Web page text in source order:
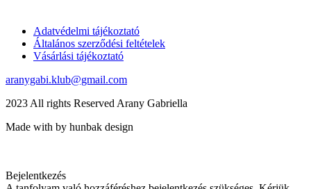
Adatvédelmi tájékoztató
Általános szerződési feltételek
Vásárlási tájékoztató
aranygabi.klub@gmail.com
2023 All rights Reserved Arany Gabriella
Made with by hunbak design
Bejelentkezés